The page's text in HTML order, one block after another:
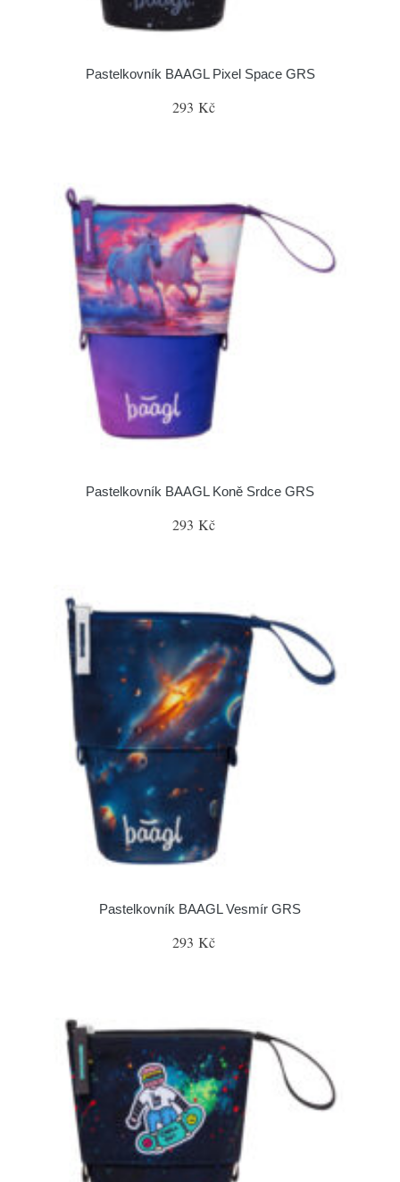
Pastelkovník BAAGL Pixel Space GRS
293 Kč
Pastelkovník BAAGL Koně Srdce GRS
293 Kč
Pastelkovník BAAGL Vesmír GRS
293 Kč